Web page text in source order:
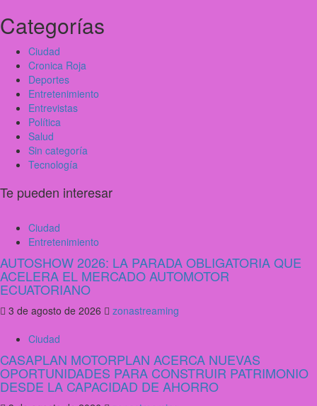
Categorías
Ciudad
Cronica Roja
Deportes
Entretenimiento
Entrevistas
Política
Salud
Sin categoría
Tecnología
Te pueden interesar
Ciudad
Entretenimiento
AUTOSHOW 2026: LA PARADA OBLIGATORIA QUE
ACELERA EL MERCADO AUTOMOTOR
ECUATORIANO
3 de agosto de 2026
zonastreaming
Ciudad
CASAPLAN MOTORPLAN ACERCA NUEVAS
OPORTUNIDADES PARA CONSTRUIR PATRIMONIO
DESDE LA CAPACIDAD DE AHORRO